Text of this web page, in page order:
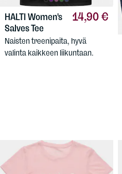
14,90 €
HALTIWomen's
Salves Tee
Naisten treenipaita, hyvä
valinta kaikkeen liikuntaan.